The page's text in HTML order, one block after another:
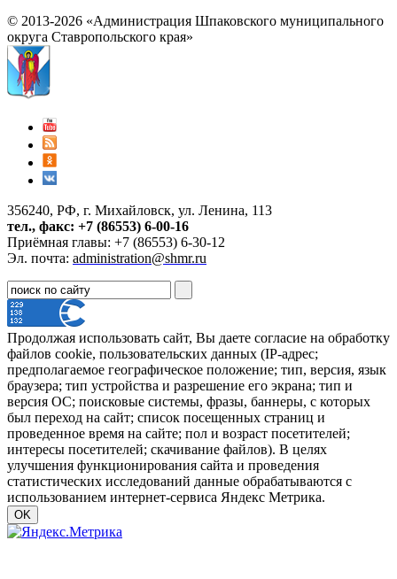
© 2013-2026 «Администрация Шпаковского муниципального
округа Ставропольского края»
356240, РФ, г. Михайловск, ул. Ленина, 113
тел., факс: +7 (86553) 6-00-16
Приёмная главы: +7 (86553) 6-30-12
Эл. почта: administration@shmr.ru
Продолжая использовать сайт, Вы даете согласие на обработку
файлов cookie, пользовательских данных (IP-адрес;
предполагаемое географическое положение; тип, версия, язык
браузера; тип устройства и разрешение его экрана; тип и
версия ОС; поисковые системы, фразы, баннеры, с которых
был переход на сайт; список посещенных страниц и
проведенное время на сайте; пол и возраст посетителей;
интересы посетителей; скачивание файлов). В целях
улучшения функционирования сайта и проведения
статистических исследований данные обрабатываются с
использованием интернет-сервиса Яндекс Метрика.
OK